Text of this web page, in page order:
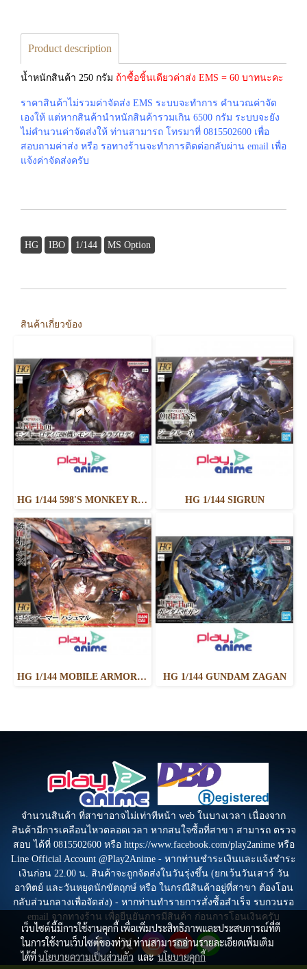
Product description
น้ำหนักสินค้า 250 กรัม ถ้าซื้อชิ้นเดียวค่าส่ง EMS = 60 บาทนะคะ
ราคาสินค้าไม่รวมค่าจัดส่ง EMS ระบบจะทำการ คำนวณค่าจัด
เองให้ แต่หากสินค้านำหนักสินค้ารวมเกิน 6500 กรัม ระบบจะยัง
ไม่คำนวนค่าจัดส่งให้ ท่านสามารถ โทรมาที่ 0815502600 เพื่อ
สอบถามค่าส่ง หรือ รอทางร้านจะทำการติดต่อกลับผ่าน email เพื่อ
แจ้งค่าจัดส่งครับ
HG IBO 1/144 MS Option
สินค้าเกี่ยวข้อง
HG 1/144 598'S MONKEY RODI / MONKEY CRAB RODI HG 1/144 SIGRUN
HG 1/144 MOBILE ARMOR HASHMAL HG 1/144 GUNDAM ZAGAN
จำนวนสินค้า ที่สาขาอาจไม่เท่าทีหน้า web ในบางเวลา เนื่องจาก
สินค้ามีการเคลือนไหวตลอดเวลา หากสนใจซื้อที่สาขา สามารถ ตรวจ
สอบ ได้ที่ 0815502600 หรือ https://www.facebook.com/play2anime หรือ
Line Official Account @Play2Anime - หากท่านชำระเงินและแจ้งชำระ
เงินก่อน 22.00 น. สินค้าจะถูกจัดส่งในวันรุ่งขึ้น (ยกเว้นวันเสาร์ วัน
อาทิตย์ และวันหยุดนักขัตฤกษ์ หรือ ในกรณีสินค้าอยู่ที่สาขา ต้องโอน
กลับส่วนกลางเพื่อจัดส่ง) - หากท่านทำรายการสั่งซื้อสำเร็จ รบกวนรอ
email จากทางร้าน เพื่อยืนยันการมีสินค้า ก่อนการโอนเงินครับ
เว็บไซต์นี้มีการใช้งานคุกกี้ เพื่อเพิ่มประสิทธิภาพและประสบการณ์ที่ดี
ในการใช้งานเว็บไซต์ของท่าน ท่านสามารถอ่านรายละเอียดเพิ่มเติม
ได้ที่นโยบายความเป็นส่วนตัว และนโยบายคุกกี้